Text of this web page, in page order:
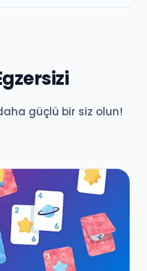
güçlü bir siz olun!